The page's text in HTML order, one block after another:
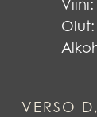
VERSO